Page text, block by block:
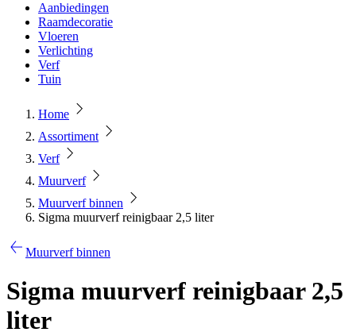
Aanbiedingen
Raamdecoratie
Vloeren
Verlichting
Verf
Tuin
Home
Assortiment
Verf
Muurverf
Muurverf binnen
Sigma muurverf reinigbaar 2,5 liter
Muurverf binnen
Sigma muurverf reinigbaar 2,5
liter